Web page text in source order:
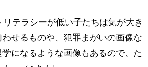
テラシーが低い子たちは気が大き
せるものや、犯罪まがいの画像な
になるような画像もあるので、た